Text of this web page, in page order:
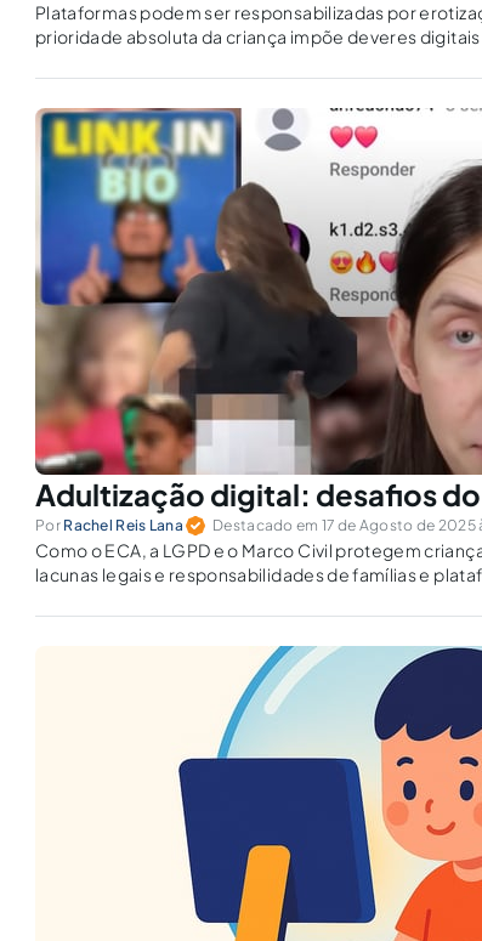
Plataformas podem ser responsabilizadas por
prioridade absoluta da criança impõe deveres
Adultização digital: desafios do
Por Rachel Reis Lana Destacado em 17 de Agosto de 2025
Como o ECA, a LGPD e o Marco Civil protegem
lacunas legais e responsabilidades de famílias e